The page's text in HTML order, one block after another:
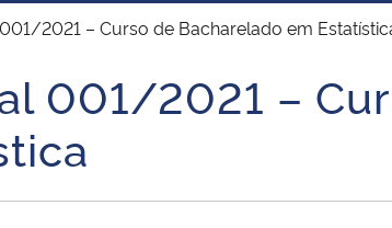
Regional
União
Geral da União Banco Central do Brasil
2021 – Curso de Bacharelado em
001/2021 –